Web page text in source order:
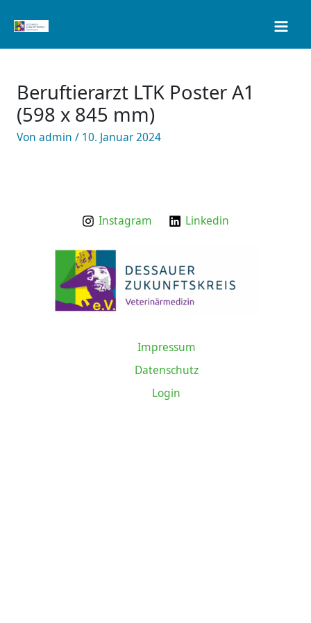
Inhalt
Beruftierarzt LTK Poster A1
(598 x 845 mm)
Von admin / 10. Januar 2024
Instagram Linkedin
Impressum
Datenschutz
Login